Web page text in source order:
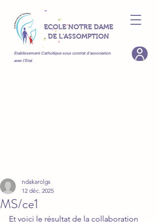
ECOLE NOTRE DAME
DE L'ASSOMPTION
Etablissement Catholique sous contrat d’association
avec l’Etat
MS/ce1
ndakarolgs
12 déc. 2025
Et voici le résultat de la collaboration